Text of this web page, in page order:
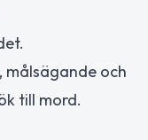
målsägande och
till mord.